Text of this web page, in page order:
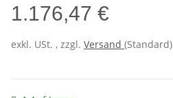
1.176,47 €
exkl. USt. , zzgl. Versand (Standard)